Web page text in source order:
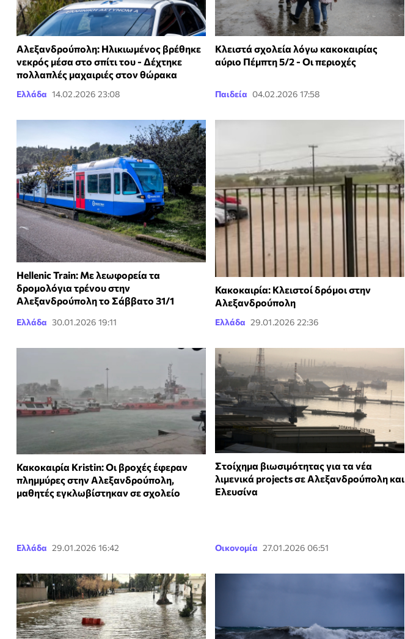
Αλεξανδρούπολη: Ηλικιωμένος βρέθηκε
νεκρός μέσα στο σπίτι του - Δέχτηκε
πολλαπλές μαχαιριές στον θώρακα
Ελλάδα 14.02.2026 23:08
Κλειστά σχολεία λόγω κακοκαιρίας
αύριο Πέμπτη 5/2 - Οι περιοχές
Παιδεία 04.02.2026 17:58
Hellenic Train: Με λεωφορεία τα
δρομολόγια τρένου στην
Αλεξανδρούπολη το Σάββατο 31/1
Ελλάδα 30.01.2026 19:11
Κακοκαιρία: Κλειστοί δρόμοι στην
Αλεξανδρούπολη
Ελλάδα 29.01.2026 22:36
Κακοκαιρία Kristin: Οι βροχές έφεραν
πλημμύρες στην Αλεξανδρούπολη,
μαθητές εγκλωβίστηκαν σε σχολείο
Ελλάδα 29.01.2026 16:42
Στοίχημα βιωσιμότητας για τα νέα
λιμενικά projects σε Αλεξανδρούπολη και
Ελευσίνα
Οικονομία 27.01.2026 06:51